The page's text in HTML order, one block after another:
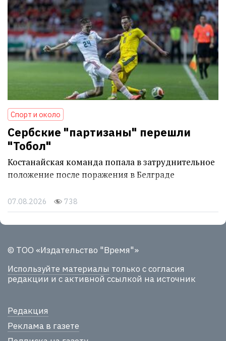
Спорт и около
Сербские "партизаны" перешли
"Тобол"
Костанайская команда попала в затруднительное
положение после поражения в Белграде
07.08.2026 738
© ТОО «Издательство "Время"»
Используйте материалы только с согласия
редакции и с активной ссылкой на источник
Редакция
Реклама в газете